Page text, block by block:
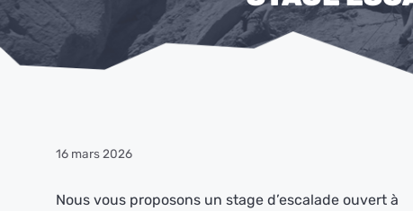
16 mars 2026
Nous vous proposons un stage d’escalade ouvert à